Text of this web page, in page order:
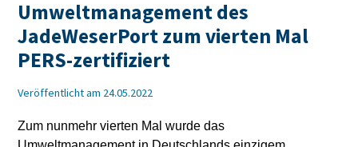
Umweltmanagement des
JadeWeserPort zum vierten Mal
PERS-zertifiziert
Veröffentlicht am 24.05.2022
Zum nunmehr vierten Mal wurde das